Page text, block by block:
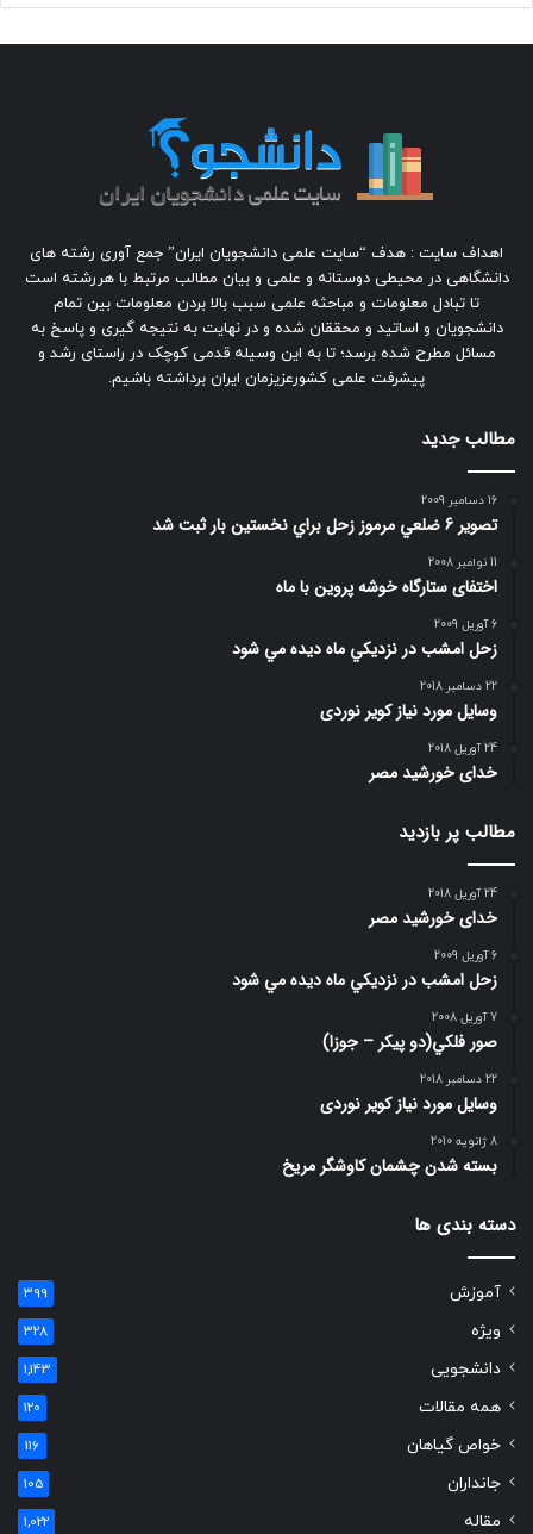
اهداف سایت : هدف “سایت علمی دانشجویان ایران” جمع آوری رشته های
دانشگاهی در محیطی دوستانه و علمی و بیان مطالب مرتبط با هررشته است
تا تبادل معلومات و مباحثه علمی سبب بالا بردن معلومات بین تمام
دانشجویان و اساتید و محققان شده و در نهایت به نتیجه گیری و پاسخ به
مسائل مطرح شده برسد؛ تا به این وسیله قدمی کوچک در راستای رشد و
پیشرفت علمی کشورعزیزمان ایران برداشته باشیم.
مطالب جدید
16 دسامبر 2009
تصوير 6 ضلعي مرموز زحل براي نخستين بار ثبت شد
11 نوامبر 2008
اختفای ستارگاه خوشه پروین با ماه
6 آوریل 2009
زحل امشب در نزديكي ماه ديده مي شود
22 دسامبر 2018
وسایل مورد نیاز کویر نوردی
24 آوریل 2018
خدای خورشید مصر
مطالب پر بازدید
24 آوریل 2018
خدای خورشید مصر
6 آوریل 2009
زحل امشب در نزديكي ماه ديده مي شود
7 آوریل 2008
صور فلكي(دو پیکر – جوزا)
22 دسامبر 2018
وسایل مورد نیاز کویر نوردی
8 ژانویه 2010
بسته شدن چشمان کاوشگر مريخ
دسته بندی ها
آموزش 399
ویژه 328
دانشجویی 1,143
همه مقالات 120
خواص گیاهان 116
جانداران 105
مقاله 1,022